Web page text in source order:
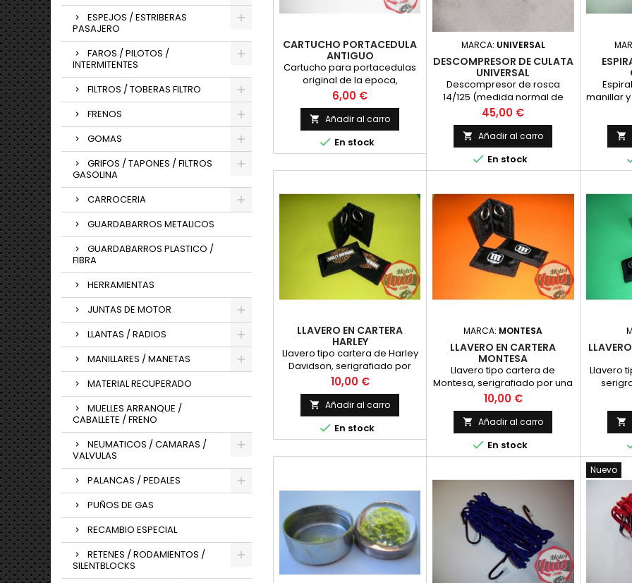
ESPEJOS / ESTRIBERAS
PASAJERO
FAROS / PILOTOS /
INTERMITENTES
FILTROS / TOBERAS FILTRO
FRENOS
GOMAS
GRIFOS / TAPONES / FILTROS
GASOLINA
CARROCERIA
GUARDABARROS METALICOS
GUARDABARROS PLASTICO /
FIBRA
HERRAMIENTAS
JUNTAS DE MOTOR
LLANTAS / RADIOS
MANILLARES / MANETAS
MATERIAL RECUPERADO
MUELLES ARRANQUE /
CABALLETE / FRENO
NEUMATICOS / CAMARAS /
VALVULAS
PALANCAS / PEDALES
PUÑOS DE GAS
RECAMBIO ESPECIAL
RETENES / RODAMIENTOS /
SILENTBLOCKS
CARTUCHO PORTACEDULA
ANTIGUO
Cartucho para portacedulas
original de la epoca,
impecable
Precio
6,00 €
 Añadir al carro
 En stock
MARCA: UNIVERSAL
DESCOMPRESOR DE CULATA
UNIVERSAL
Descompresor de rosca
14/125 (medida normal de
bujia) para colocar en culata,
equivalente a una bujia de
cuello corto.
Precio
45,00 €
 Añadir al carro
 En stock
manillar

LLAVERO EN CARTERA
HARLEY
Llavero tipo cartera de Harley
Davidson, serigrafiado por
una cara, con anillas y
bolsillos
Precio
10,00 €
 Añadir al carro
 En stock
MARCA: MONTESA
LLAVERO EN CARTERA
MONTESA
Llavero tipo cartera de
Montesa, serigrafiado por una
cara, con anillas y bolsillos
Precio
10,00 €
 Añadir al carro
 En stock
Llavero
caras,

Nuevo